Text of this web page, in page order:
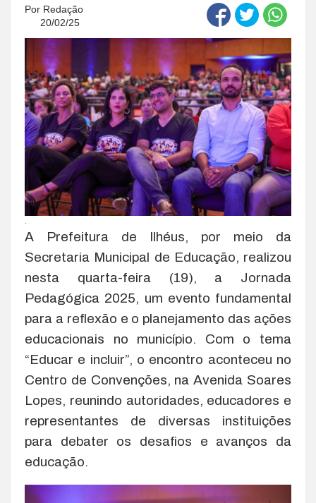
Por Redação
20/02/25
A Prefeitura de Ilhéus, por meio da
Secretaria Municipal de Educação, realizou
nesta quarta-feira (19), a Jornada
Pedagógica 2025, um evento fundamental
para a reflexão e o planejamento das ações
educacionais no município. Com o tema
“Educar e incluir”, o encontro aconteceu no
Centro de Convenções, na Avenida Soares
Lopes, reunindo autoridades, educadores e
representantes de diversas instituições
para debater os desafios e avanços da
educação.